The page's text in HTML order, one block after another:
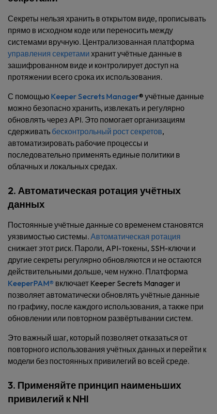
Секреты нельзя хранить в открытом виде, прописывать
прямо в исходном коде или переносить между
системами вручную. Централизованная платформа
управления секретами хранит учётные данные в
зашифрованном виде и контролирует доступ на
протяжении всего срока их использования.
С помощью Keeper Secrets Manager® учётные данные
можно безопасно хранить, извлекать и регулярно
обновлять через API. Это помогает организациям
сдерживать бесконтрольный рост секретов,
автоматизировать рабочие процессы и
последовательно применять единые политики в
облачных и локальных средах.
2. Автоматическая ротация учётных
данных
Постоянные учётные данные со временем становятся
уязвимостью системы. Автоматическая ротация
снижает этот риск. Пароли, API-токены, SSH-ключи и
другие секреты регулярно обновляются и не остаются
действительными дольше, чем нужно. Платформа
KeeperPAM® включает Keeper Secrets Manager и
позволяет автоматически обновлять учётные данные
по графику, после каждого использования, а также при
обновлении или повторном развёртывании систем.
Это важный шаг, который позволяет отказаться от
повторного использования учётных данных и перейти к
модели без постоянных привилегий во всей среде.
3. Применяйте принцип наименьших
привилегий к NHI